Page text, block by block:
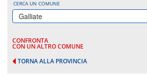
CERCA UN COMUNE
Galliate
CONFRONTA
CON UN ALTRO COMUNE
TORNA ALLA PROVINCIA